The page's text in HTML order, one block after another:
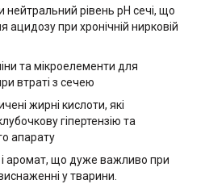
нейтральний рівень рН сечі, що
при хронічній нирковій
та мікроелементи для
втраті з сечею
жирні кислоти, які
гіпертензію та
апарату
аромат, що дуже важливо при
у тварини.